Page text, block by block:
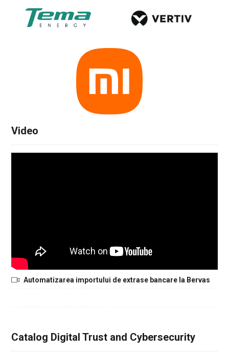
Video
Automatizarea importului de extrase bancare la Bervas
Catalog Digital Trust and Cybersecurity